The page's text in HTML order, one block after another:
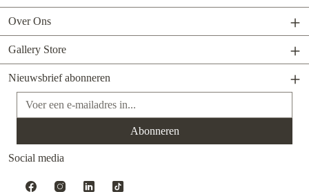
Over Ons
Gallery Store
Nieuwsbrief abonneren
E-mailadres*
Abonneren
Social media